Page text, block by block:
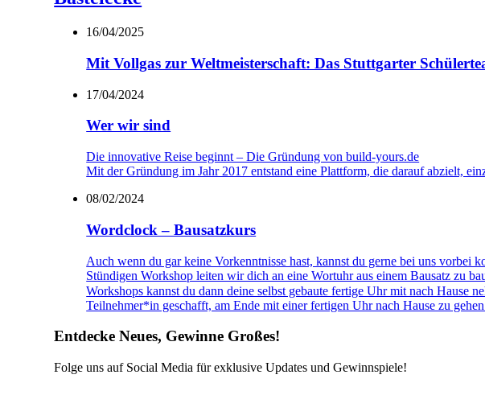
16/04/2025
Mit Vollgas zur Weltmeisterschaft: Das Stuttgarter
17/04/2024
Wer wir sind
Die innovative Reise beginnt – Die Gründung von build-yours.de
Mit der Gründung im Jahr 2017 entstand eine Plattform, die darauf abzielt,
08/02/2024
Wordclock – Bausatzkurs
Auch wenn du gar keine Vorkenntnisse hast, kannst du gerne bei uns vorbei
Stündigen Workshop leiten wir dich an eine Wortuhr aus einem Bausatz zu
Workshops kannst du dann deine selbst gebaute fertige Uhr mit nach Hause
Teilnehmer*in geschafft, am Ende mit einer fertigen Uhr nach Hause zu
Entdecke Neues, Gewinne Großes!
Folge uns auf Social Media für exklusive Updates und Gewinnspiele!